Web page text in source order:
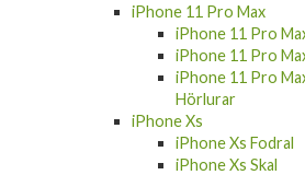
iPhone 11 Pro Max
iPhone 11 Pro
iPhone 11 Pro
iPhone 11 Pro
Hörlurar
iPhone Xs
iPhone Xs Fodral
iPhone Xs Skal